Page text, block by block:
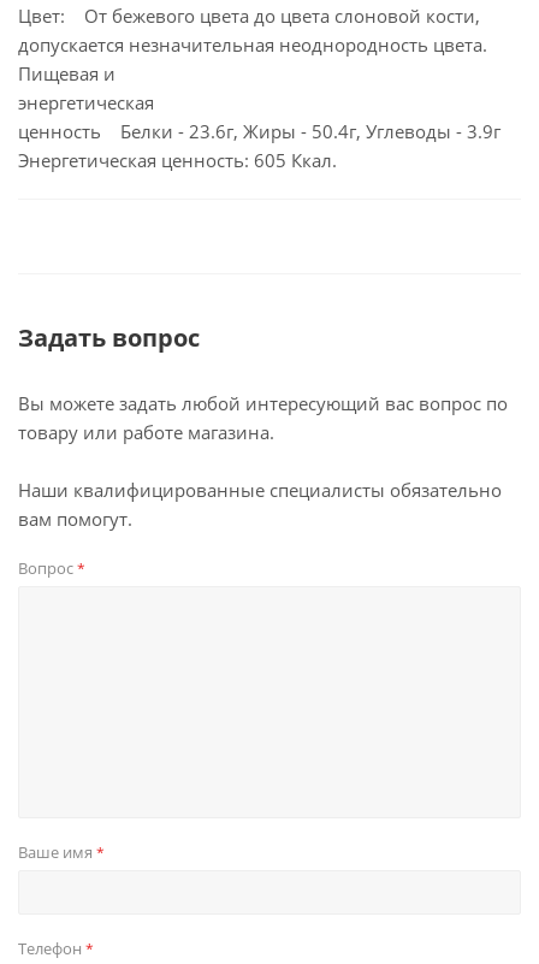
Цвет: От бежевого цвета до цвета слоновой кости,
допускается незначительная неоднородность цвета.
Пищевая и
энергетическая
ценность Белки - 23.6г, Жиры - 50.4г, Углеводы - 3.9г
Энергетическая ценность: 605 Ккал.
Задать вопрос
Вы можете задать любой интересующий вас вопрос по
товару или работе магазина.
Наши квалифицированные специалисты обязательно
вам помогут.
Вопрос*
Ваше имя *
Телефон *